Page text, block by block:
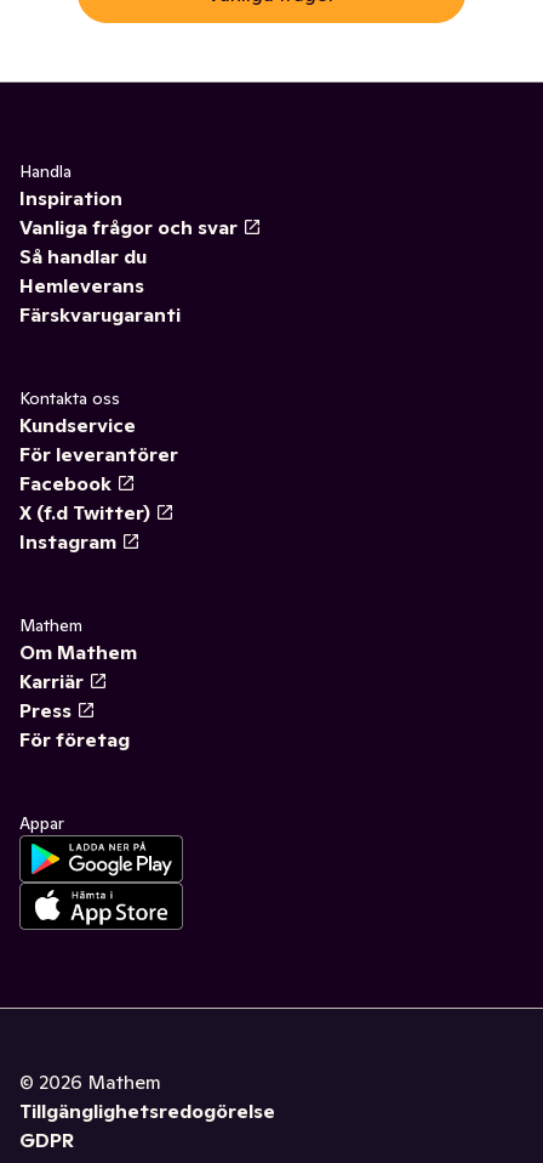
Handla
Inspiration
Vanliga frågor och svar
Så handlar du
Hemleverans
Färskvarugaranti
Kontakta oss
Kundservice
För leverantörer
Facebook
X (f.d Twitter)
Instagram
Mathem
Om Mathem
Karriär
Press
För företag
Appar
© 2026 Mathem
Tillgänglighetsredogörelse
GDPR